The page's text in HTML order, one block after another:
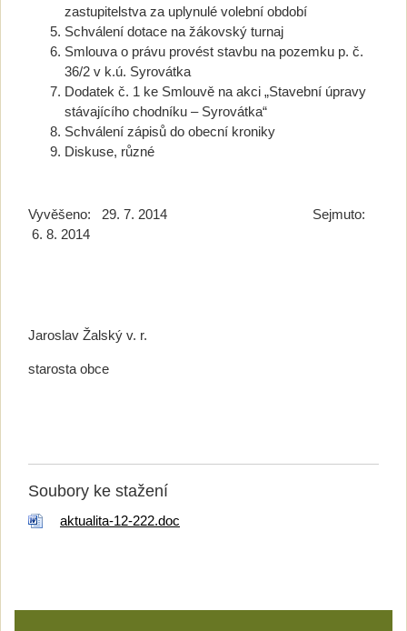
zastupitelstva za uplynulé volební období
Schválení dotace na žákovský turnaj
Smlouva o právu provést stavbu na pozemku p. č.
36/2 v k.ú. Syrovátka
Dodatek č. 1 ke Smlouvě na akci „Stavební úpravy
stávajícího chodníku – Syrovátka“
Schválení zápisů do obecní kroniky
Diskuse, různé
Vyvěšeno: 29. 7. 2014 Sejmuto:
6. 8. 2014
Jaroslav Žalský v. r.
starosta obce
Soubory ke stažení
aktualita-12-222.doc